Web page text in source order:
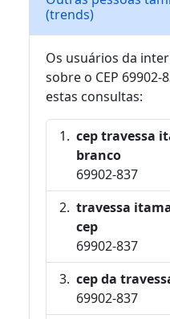
(trends)
Os usuários da
sobre o CEP
estas consultas:
cep travessa
branco
69902-837
travessa
cep
69902-837
cep da
69902-837